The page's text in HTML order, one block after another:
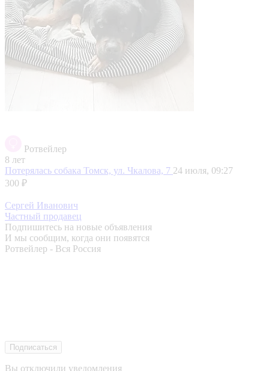
Ротвейлер
8 лет
Потерялась собака Томск, ул. Чкалова, 7 24 июля, 09:27
300 ₽
Сергей Иванович
Частный продавец
Подпишитесь на новые объявления
И мы сообщим, когда они появятся
Ротвейлер - Вся Россия
Подписаться
Вы отключили уведомления